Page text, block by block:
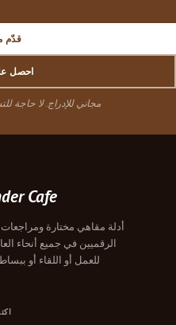
قدّم
احصل
مجاني للإدراج. لا حاجة
Cafe
أدلة مقاهي مختارة
الرقميين في جميع أنحاء
للعمل أو اللقاء أو